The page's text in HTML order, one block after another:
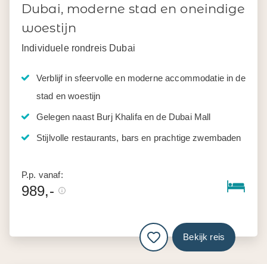
Dubai, moderne stad en oneindige
woestijn
Individuele rondreis Dubai
Verblijf in sfeervolle en moderne accommodatie in de
stad en woestijn
Gelegen naast Burj Khalifa en de Dubai Mall
Stijlvolle restaurants, bars en prachtige zwembaden
P.p. vanaf:
989,-
Bekijk reis